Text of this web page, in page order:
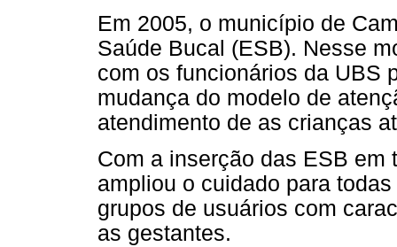
Em 2005, o município de
Saúde Bucal (ESB). Nesse
com os funcionários da UBS
mudança do modelo de
atendimento de as crianças
Com a inserção das ESB
ampliou o cuidado para
grupos de usuários com
as gestantes.